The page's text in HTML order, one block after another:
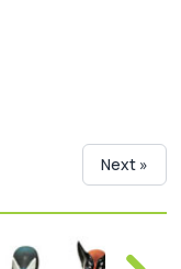
Next »